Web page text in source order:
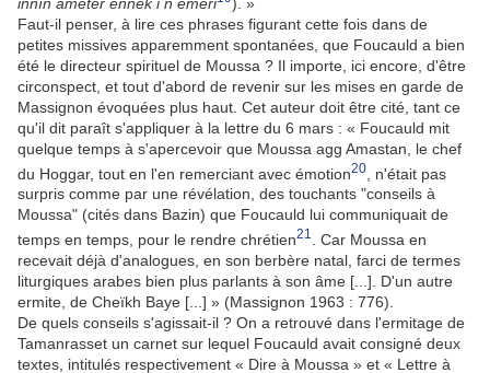
Faut-il penser, à lire ces phrases figurant cette fois dans de
petites missives apparemment spontanées, que Foucauld a bien
été le directeur spirituel de Moussa ? Il importe, ici encore, d'être
circonspect, et tout d'abord de revenir sur les mises en garde de
Massignon évoquées plus haut. Cet auteur doit être cité, tant ce
qu'il dit paraît s'appliquer à la lettre du 6 mars : « Foucauld mit
quelque temps à s'apercevoir que Moussa agg Amastan, le chef
du Hoggar, tout en l'en remerciant avec émotion20
, n'était pas
surpris comme par une révélation, des touchants "conseils à
Moussa" (cités dans Bazin) que Foucauld lui communiquait de
temps en temps, pour le rendre chrétien21
. Car Moussa en
recevait déjà d'analogues, en son berbère natal, farci de termes
liturgiques arabes bien plus parlants à son âme [...]. D'un autre
ermite, de Cheïkh Baye [...] » (Massignon 1963 : 776).
De quels conseils s'agissait-il ? On a retrouvé dans l'ermitage de
Tamanrasset un carnet sur lequel Foucauld avait consigné deux
textes, intitulés respectivement « Dire à Moussa » et « Lettre à